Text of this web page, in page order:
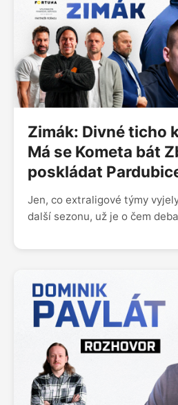
Zimák: Divné ticho
Má se Kometa bát
poskládat
Jen, co extraligové týmy
další sezonu, už je o čem
Zimák kroutí hlavou zejména
odchodem není
otázek kolem extraligového
v Pardubicích) přihodil
Zábranský svými vyjádřeními,
platy jsou nezdravé. Máme
Dojde i na detailní vhled do
to hemží samými elitními
ne všichni se dostanou na